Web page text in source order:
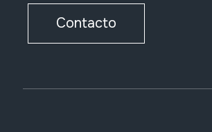
Contacto